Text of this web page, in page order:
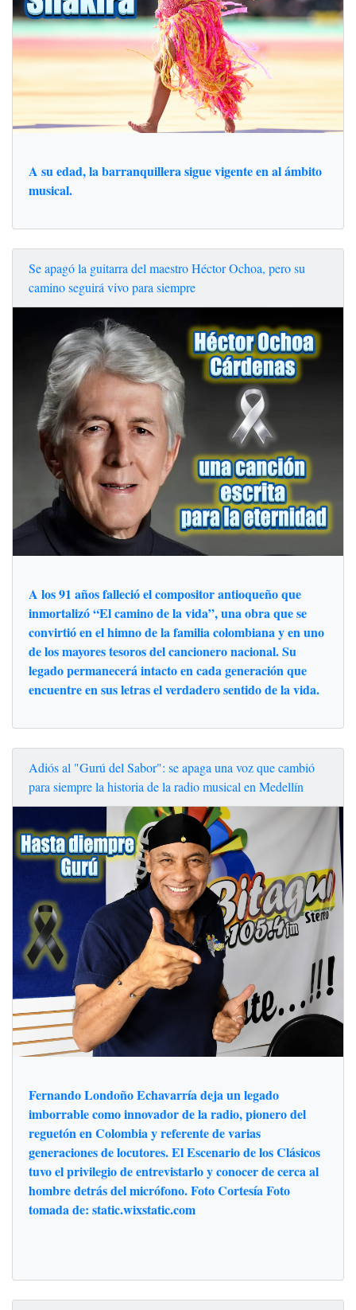
A su edad, la barranquillera sigue vigente en al ámbito
musical.
Se apagó la guitarra del maestro Héctor Ochoa, pero su
camino seguirá vivo para siempre
A los 91 años falleció el compositor antioqueño que
inmortalizó “El camino de la vida”, una obra que se
convirtió en el himno de la familia colombiana y en uno
de los mayores tesoros del cancionero nacional. Su
legado permanecerá intacto en cada generación que
encuentre en sus letras el verdadero sentido de la vida.
Adiós al "Gurú del Sabor": se apaga una voz que cambió
para siempre la historia de la radio musical en Medellín
Fernando Londoño Echavarría deja un legado
imborrable como innovador de la radio, pionero del
reguetón en Colombia y referente de varias
generaciones de locutores. El Escenario de los Clásicos
tuvo el privilegio de entrevistarlo y conocer de cerca al
hombre detrás del micrófono. Foto Cortesía Foto
tomada de: static.wixstatic.com